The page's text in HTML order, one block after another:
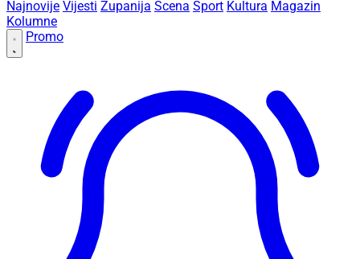
Najnovije Vijesti Županija Scena Sport Kultura Magazin
Kolumne
Promo